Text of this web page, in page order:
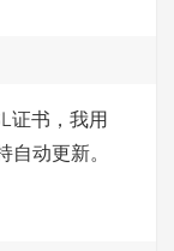
证书，我用
自动更新。